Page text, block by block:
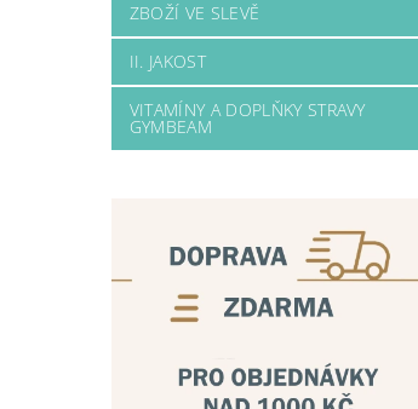
ZBOŽÍ VE SLEVĚ
II. JAKOST
VITAMÍNY A DOPLŇKY STRAVY
GYMBEAM